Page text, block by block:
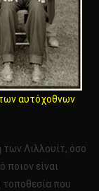
αυτόχοθνων
των Λιλλουίτ, όσο
είναι
τοποθεσία που